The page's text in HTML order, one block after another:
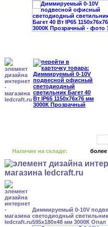
Наличие на складе: более
Диммируемый 0-10V
светодиодный
595x180x48 мм 3000К Опал